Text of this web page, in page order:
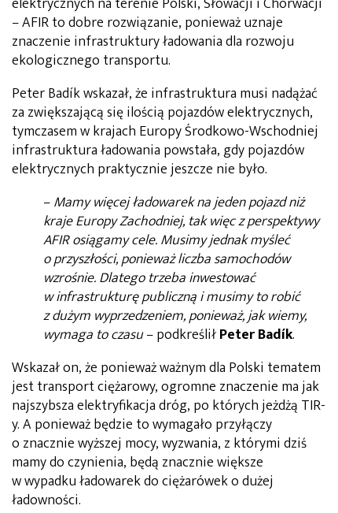
– AFIR to dobre rozwiązanie, ponieważ uznaje
znaczenie infrastruktury ładowania dla rozwoju
ekologicznego transportu.
Peter Badík wskazał, że infrastruktura musi nadążać
za zwiększającą się ilością pojazdów elektrycznych,
tymczasem w krajach Europy Środkowo-Wschodniej
infrastruktura ładowania powstała, gdy pojazdów
elektrycznych praktycznie jeszcze nie było.
–Mamy więcej ładowarek na jeden pojazd niż
kraje Europy Zachodniej, tak więc z perspektywy
AFIR osiągamy cele. Musimy jednak myśleć
o przyszłości, ponieważ liczba samochodów
wzrośnie. Dlatego trzeba inwestować
w infrastrukturę publiczną i musimy to robić
z dużym wyprzedzeniem, ponieważ, jak wiemy,
wymaga to czasu– podkreśliłPeter Badík.
Wskazał on, że ponieważ ważnym dla Polski tematem
jest transport ciężarowy, ogromne znaczenie ma jak
najszybsza elektryfikacja dróg, po których jeżdżą TIR-
y. A ponieważ będzie to wymagało przyłączy
o znacznie wyższej mocy, wyzwania, z którymi dziś
mamy do czynienia, będą znacznie większe
w wypadku ładowarek do ciężarówek o dużej
ładowności.